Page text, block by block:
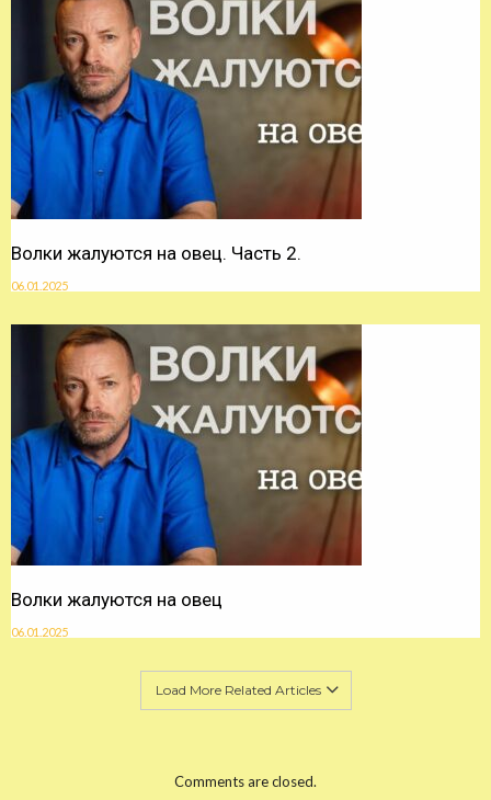
Волки жалуются на овец. Часть 2.
06.01.2025
Волки жалуются на овец
06.01.2025
Load More Related Articles
Comments are closed.